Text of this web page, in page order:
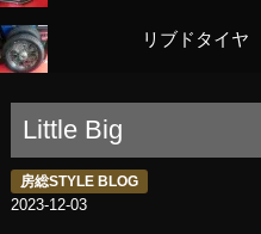
リブドタイヤ
Little Big
房総STYLE BLOG
2023-12-03